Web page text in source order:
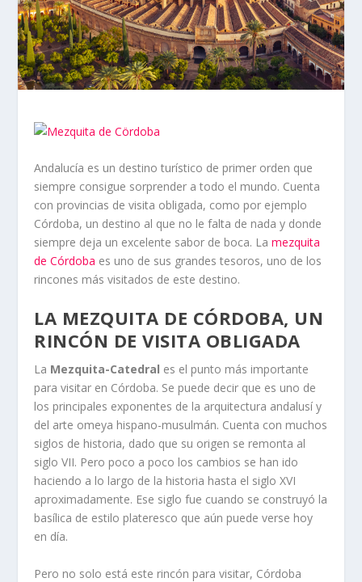
Andalucía es un destino turístico de primer orden que
siempre consigue sorprender a todo el mundo. Cuenta
con provincias de visita obligada, como por ejemplo
Córdoba, un destino al que no le falta de nada y donde
siempre deja un excelente sabor de boca. Lamezquita
de Córdoba es uno de sus grandes tesoros, uno de los
rincones más visitados de este destino.
LA MEZQUITA DE CÓRDOBA, UN
RINCÓN DE VISITA OBLIGADA
La Mezquita-Catedral es el punto más importante
para visitar en Córdoba. Se puede decir que es uno de
los principales exponentes de la arquitectura andalusí y
del arte omeya hispano-musulmán. Cuenta con muchos
siglos de historia, dado que su origen se remonta al
siglo VII. Pero poco a poco los cambios se han ido
haciendo a lo largo de la historia hasta el siglo XVI
aproximadamente. Ese siglo fue cuando se construyó la
basílica de estilo plateresco que aún puede verse hoy
en día.
Pero no solo está este rincón para visitar, Córdoba